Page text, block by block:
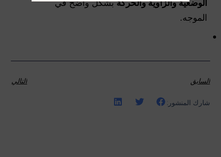
الوضعية والزاوية والحركةبشكل واضح في
الموجه.
السابق التالي
شارك المنشور: